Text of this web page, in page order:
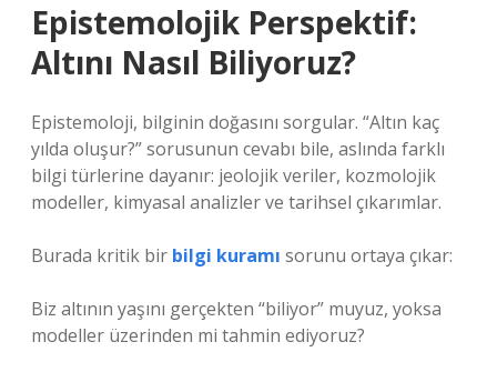
Epistemolojik Perspektif:
Altını Nasıl Biliyoruz?
Epistemoloji, bilginin doğasını sorgular. “Altın kaç
yılda oluşur?” sorusunun cevabı bile, aslında farklı
bilgi türlerine dayanır: jeolojik veriler, kozmolojik
modeller, kimyasal analizler ve tarihsel çıkarımlar.
Burada kritik bir bilgi kuramı sorunu ortaya çıkar:
Biz altının yaşını gerçekten “biliyor” muyuz, yoksa
modeller üzerinden mi tahmin ediyoruz?